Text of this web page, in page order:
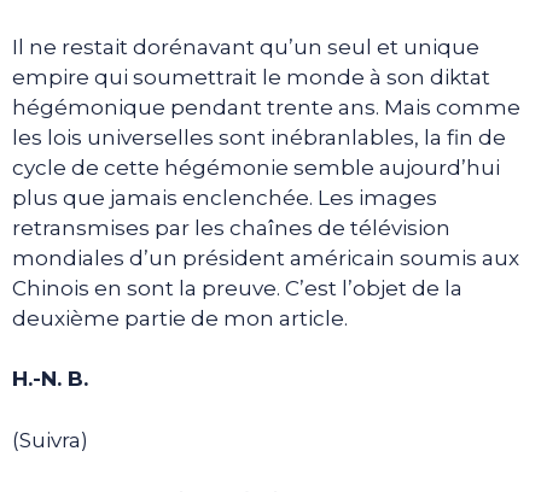
Il ne restait dorénavant qu’un seul et unique
empire qui soumettrait le monde à son diktat
hégémonique pendant trente ans. Mais comme
les lois universelles sont inébranlables, la fin de
cycle de cette hégémonie semble aujourd’hui
plus que jamais enclenchée. Les images
retransmises par les chaînes de télévision
mondiales d’un président américain soumis aux
Chinois en sont la preuve. C’est l’objet de la
deuxième partie de mon article.
H.-N. B.
(Suivra)